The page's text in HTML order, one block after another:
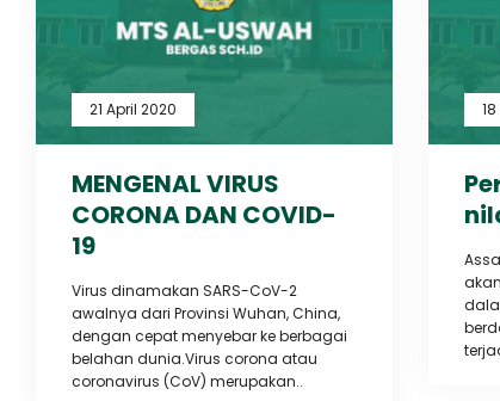
21 April 2020
MENGENAL VIRUS
CORONA DAN COVID-
19
Virus dinamakan SARS-CoV-2
awalnya dari Provinsi Wuhan, China,
dengan cepat menyebar ke berbagai
belahan dunia.Virus corona atau
coronavirus (CoV) merupakan..